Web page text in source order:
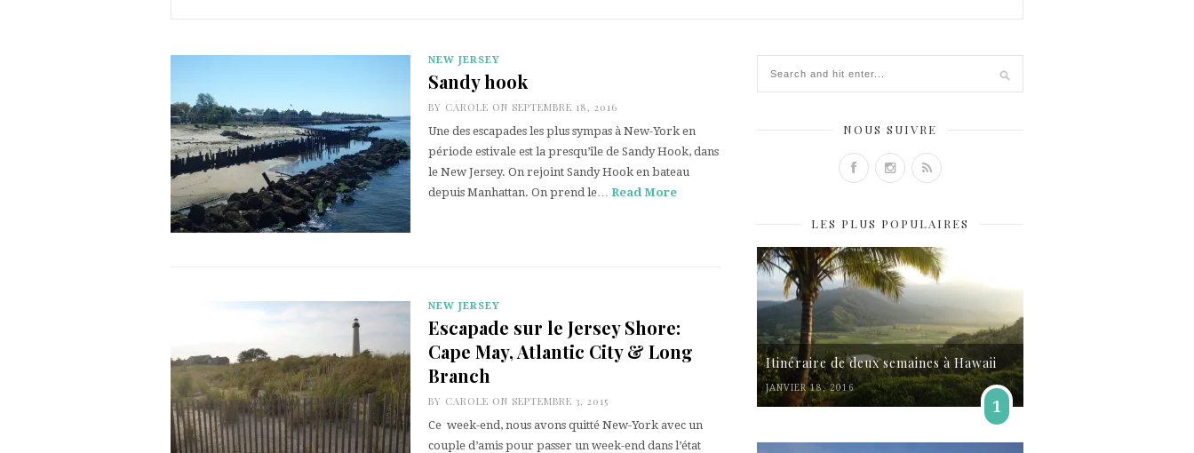
NEW JERSEY
Sandy hook
BY CAROLE ON SEPTEMBRE 18, 2016
Une des escapades les plus sympas à New-York en
période estivale est la presqu’île de Sandy Hook, dans
le New Jersey. On rejoint Sandy Hook en bateau
depuis Manhattan. On prend le… Read More
NEW JERSEY
Escapade sur le Jersey Shore:
Cape May, Atlantic City & Long
Branch
BY CAROLE ON SEPTEMBRE 3, 2015
Ce week-end, nous avons quitté New-York avec un
couple d’amis pour passer un week-end dans l’état
NOUS SUIVRE
LES PLUS POPULAIRES
Itinéraire de deux semaines à Hawaii
JANVIER 18, 2016
1